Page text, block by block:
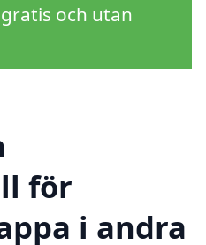
och utan
för
i andra